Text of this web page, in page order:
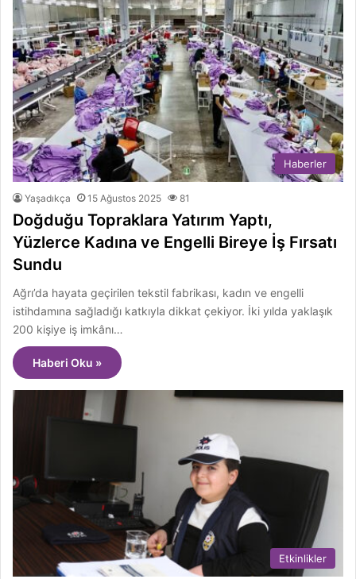
Haberler
Yaşadıkça 15 Ağustos 2025 81
Doğduğu Topraklara Yatırım Yaptı,
Yüzlerce Kadına ve Engelli Bireye İş Fırsatı
Sundu
Ağrı’da hayata geçirilen tekstil fabrikası, kadın ve engelli
istihdamına sağladığı katkıyla dikkat çekiyor. İki yılda yaklaşık
200 kişiye iş imkânı…
Haberi Oku »
Etkinlikler